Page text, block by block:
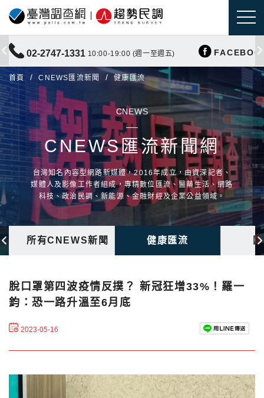
02-2747-1331 10:00-19:00 (週一至週五)
首頁 CNEWS匯流新聞 健康匯流
CNEWS
CNEWS匯流新聞網
台灣知名內容型網路新媒體，2016年成立，由資深記者、
媒體人及影像工作者組成，專精數位匯流、醫藥生活、網路
科技、政治民調、新能源、金融財經及企業公益領域。
所有CNEWS新聞 健康匯流
脫口罩第四波疫情反撲？ 新冠狂增33%！羅一
鈞：恐一路升溫至6月底
2023-05-16